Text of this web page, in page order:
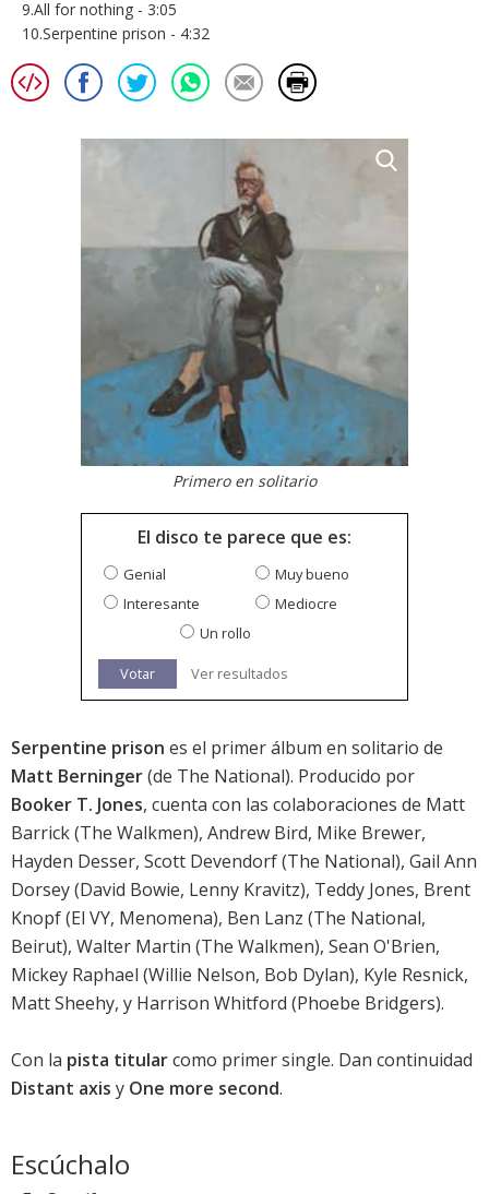
9.All for nothing - 3:05
10.Serpentine prison - 4:32
Primero en solitario
El disco te parece que es:
Genial
Muy bueno
Interesante
Mediocre
Un rollo
Votar Ver resultados
Serpentine prison es el primer álbum en solitario de
Matt Berninger(de The National). Producido por
Booker T. Jones, cuenta con las colaboraciones de Matt
Barrick (The Walkmen), Andrew Bird, Mike Brewer,
Hayden Desser, Scott Devendorf (The National), Gail Ann
Dorsey (David Bowie, Lenny Kravitz), Teddy Jones, Brent
Knopf (El VY, Menomena), Ben Lanz (The National,
Beirut), Walter Martin (The Walkmen), Sean O'Brien,
Mickey Raphael (Willie Nelson, Bob Dylan), Kyle Resnick,
Matt Sheehy, y Harrison Whitford (Phoebe Bridgers).
Con la pista titularcomo primer single. Dan continuidad
Distant axis y One more second.
Escúchalo